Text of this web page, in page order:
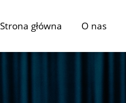
Strona główna O nas